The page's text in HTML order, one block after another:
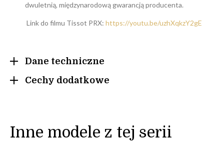
dwuletnią, międzynarodową gwarancją producenta.
Link do filmu Tissot PRX: https://youtu.be/uzhXqkzY2gE
Dane techniczne
Cechy dodatkowe
Inne modele z tej serii